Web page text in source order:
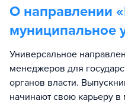
О направлении «
муниципальное
Универсальное
менеджеров для
органов власти.
начинают свою карьеру в